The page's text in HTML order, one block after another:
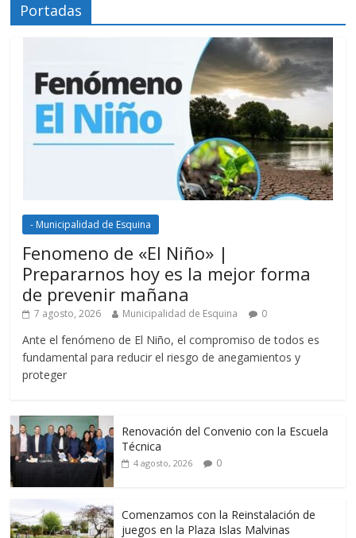
Portadas
- Municipalidad de Esquina
Fenomeno de «El Niño» |
Prepararnos hoy es la mejor forma
de prevenir mañana
7 agosto, 2026 Municipalidad de Esquina 0
Ante el fenómeno de El Niño, el compromiso de todos es
fundamental para reducir el riesgo de anegamientos y
proteger
Renovación del Convenio con la Escuela
Técnica
4 agosto, 2026 0
Comenzamos con la Reinstalación de
juegos en la Plaza Islas Malvinas